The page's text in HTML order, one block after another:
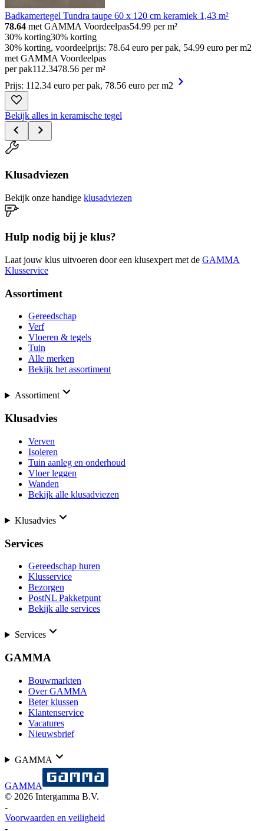
Badkamertegel Tundra taupe 60 x 120 cm keramiek 1,43 m²
78.64 met GAMMA Voordeelpas54.99 per m²
30% korting30% korting
30% korting, voordeelprijs: 78.64 euro per pak, 54.99 euro per m2
met GAMMA Voordeelpas
per pak112.3478.56 per m²
Prijs: 112.34 euro per pak, 78.56 euro per m2
Bekijk alles in keramische tegel
Klusadviezen
Bekijk onze handige klusadviezen
Hulp nodig bij je klus?
Laat jouw klus uitvoeren door een klusexpert met de GAMMA
Klusservice
Assortiment
Gereedschap
Verf
Vloeren & tegels
Tuin
Alle merken
Bekijk het assortiment
Assortiment
Klusadvies
Verven
Isoleren
Tuin aanleg en onderhoud
Vloer leggen
Wanden
Bekijk alle klusadviezen
Klusadvies
Services
Gereedschap huren
Klusservice
Bezorgen
PostNL Pakketpunt
Bekijk alle services
Services
GAMMA
Bouwmarkten
Over GAMMA
Beter klussen
Klantenservice
Vacatures
Nieuwsbrief
GAMMA
GAMMA
© 2026 Intergamma B.V.
-
Voorwaarden en veiligheid
-